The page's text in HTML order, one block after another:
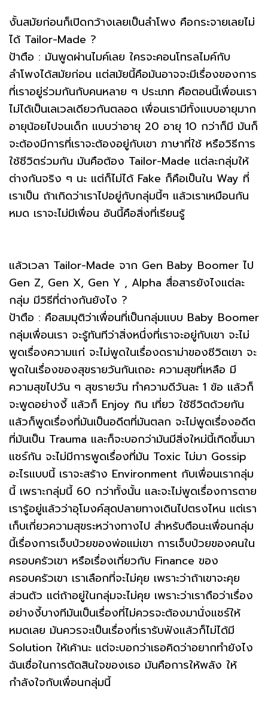
งั้นสมัยก่อนก็เปิดกว้างเลยเป็นลำโพง คือกระจายเลยไม่
ได้ Tailor-Made ?
ป้าตือ : มันพูดผ่านไมค์เลย ใครจะคอนโทรลไมค์กับ
ลำโพงได้สมัยก่อน แต่สมัยนี้คือมันอาจจะมีเรื่องของการ
ที่เราอยู่ร่วมกันกับคนหลาย ๆ ประเภท คือตอนนี้เพื่อนเรา
ไม่ได้เป็นเลเวลเดียวกันตลอด เพื่อนเรามีทั้งแบบอายุมาก
อายุน้อยไปจนเด็ก แบบว่าอายุ 20 อายุ 10 กว่าก็มี มันก็
จะต้องมีการที่เราจะต้องอยู่กับเขา ภาษาที่ใช้ หรือวิธีการ
ใช้ชีวิตร่วมกัน มันคือต้อง Tailor-Made แต่ละกลุ่มให้
ต่างกันจริง ๆ นะ แต่ก็ไม่ได้ Fake ก็คือเป็นใน Way ที่
เราเป็น ถ้าเกิดว่าเราไปอยู่กับกลุ่มนี้ๆ แล้วเราเหมือนกัน
หมด เราจะไม่มีเพื่อน อันนี้คือสิ่งที่เรียนรู้
แล้วเวลา Tailor-Made จาก Gen Baby Boomer ไป
Gen Z, Gen X, Gen Y , Alpha สื่อสารยังไงแต่ละ
กลุ่ม มีวิธีที่ต่างกันยังไง ?
ป้าตือ : คือสมมุติว่าเพื่อนที่เป็นกลุ่มแบบ Baby Boomer
กลุ่มเพื่อนเรา จะรู้ทันทีว่าสิ่งหนึ่งที่เราจะอยู่กับเขา จะไม่
พูดเรื่องความแก่ จะไม่พูดในเรื่องดราม่าของชีวิตเขา จะ
พูดในเรื่องของสุขรายวันกันเถอะ ความสุขที่เหลือ มี
ความสุขไปวัน ๆ สุขรายวัน ทำความดีวันละ 1 ข้อ แล้วก็
จะพูดอย่างงี้ แล้วก็ Enjoy กิน เที่ยว ใช้ชีวิตด้วยกัน
แล้วก็พูดเรื่องที่มันเป็นอดีตที่มันตลก จะไม่พูดเรื่องอดีต
ที่มันเป็น Trauma และก็จะบอกว่ามันมีสิ่งใหม่นี้เกิดขึ้นมา
แชร์กัน จะไม่มีการพูดเรื่องที่มัน Toxic ไม่มา Gossip
อะไรแบบนี้ เราจะสร้าง Environment กับเพื่อนเรากลุ่ม
นี้ เพราะกลุ่มนี้ 60 กว่าทั้งนั้น และจะไม่พูดเรื่องการตาย
เรารู้อยู่แล้วว่าอุโมงค์สุดปลายทางเดินไปตรงไหน แต่เรา
เก็บเกี่ยวความสุขระหว่างทางไป สำหรับตือนะเพื่อนกลุ่ม
นี้เรื่องการเจ็บป่วยของพ่อแม่เขา การเจ็บป่วยของคนใน
ครอบครัวเขา หรือเรื่องเกี่ยวกับ Finance ของ
ครอบครัวเขา เราเลือกที่จะไม่คุย เพราะว่าถ้าเขาจะคุย
ส่วนตัว แต่ถ้าอยู่ในกลุ่มจะไม่คุย เพราะว่าเราถือว่าเรื่อง
อย่างงี้บางทีมันเป็นเรื่องที่ไม่ควรจะต้องมานั่งแชร์ให้
หมดเลย มันควรจะเป็นเรื่องที่เรารับฟังแล้วก็ไม่ได้มี
Solution ให้เค้านะ แต่จะบอกว่าเธอคิดว่าอยากทำยังไง
ฉันเชื่อในการตัดสินใจของเธอ มันคือการให้พลัง ให้
กำลังใจกับเพื่อนกลุ่มนี้